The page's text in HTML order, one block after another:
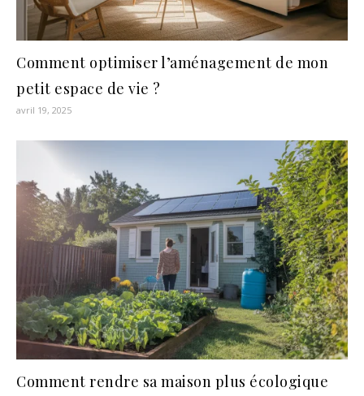
Comment optimiser l’aménagement de mon
petit espace de vie ?
avril 19, 2025
Comment rendre sa maison plus écologique